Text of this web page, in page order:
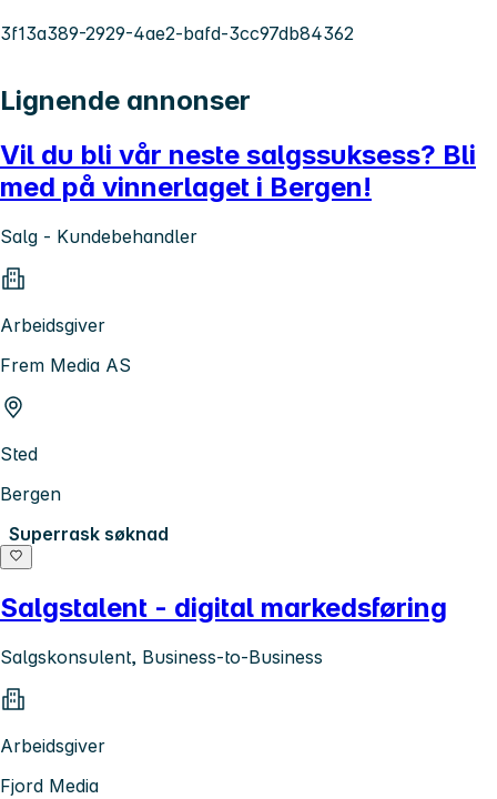
3f13a389-2929-4ae2-bafd-3cc97db84362
Lignende annonser
Vil du bli vår neste salgssuksess? Bli
med på vinnerlaget i Bergen!
Salg - Kundebehandler
Arbeidsgiver
Frem Media AS
Sted
Bergen
Superrask søknad
Salgstalent - digital markedsføring
Salgskonsulent, Business-to-Business
Arbeidsgiver
Fjord Media